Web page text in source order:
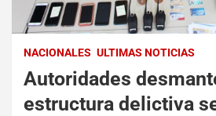
NACIONALES ULTIMAS NOTICIAS
Autoridades
estructura delictiva